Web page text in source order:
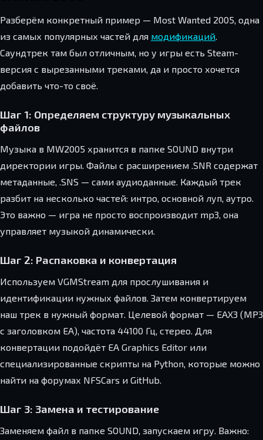
Разберём конкретный пример — Most Wanted 2005, одна
из самых популярных частей для модификаций
Саундтрек там был отличным, но у игры есть Steam-
версия с вырезанными треками, да и просто хочется
добавить что-то своё.
Шаг 1: Определяем структуру музыкальных
файлов
Музыка в MW2005 хранится в папке SOUND внутри
директории игры. Файлы с расширением .SNR содержат
метаданные, .SNS — сами аудиоданные. Каждый трек
разбит на несколько частей: интро, основной луп, аутро.
Это важно — игра не просто воспроизводит mp3, она
управляет музыкой динамически.
Шаг 2: Распаковка и конвертация
Используем VGMStream для прослушивания и
идентификации нужных файлов. Затем конвертируем
наш трек в нужный формат. Целевой формат — EAX3 (MP3
с заголовком EA), частота 44100 Гц, стерео. Для
конвертации подойдёт EA Graphics Editor или
специализированные скрипты на Python, которые можно
найти на форумах NFSCars и GitHub.
Шаг 3: Замена и тестирование
Заменяем файл в папке SOUND, запускаем игру. Важно: